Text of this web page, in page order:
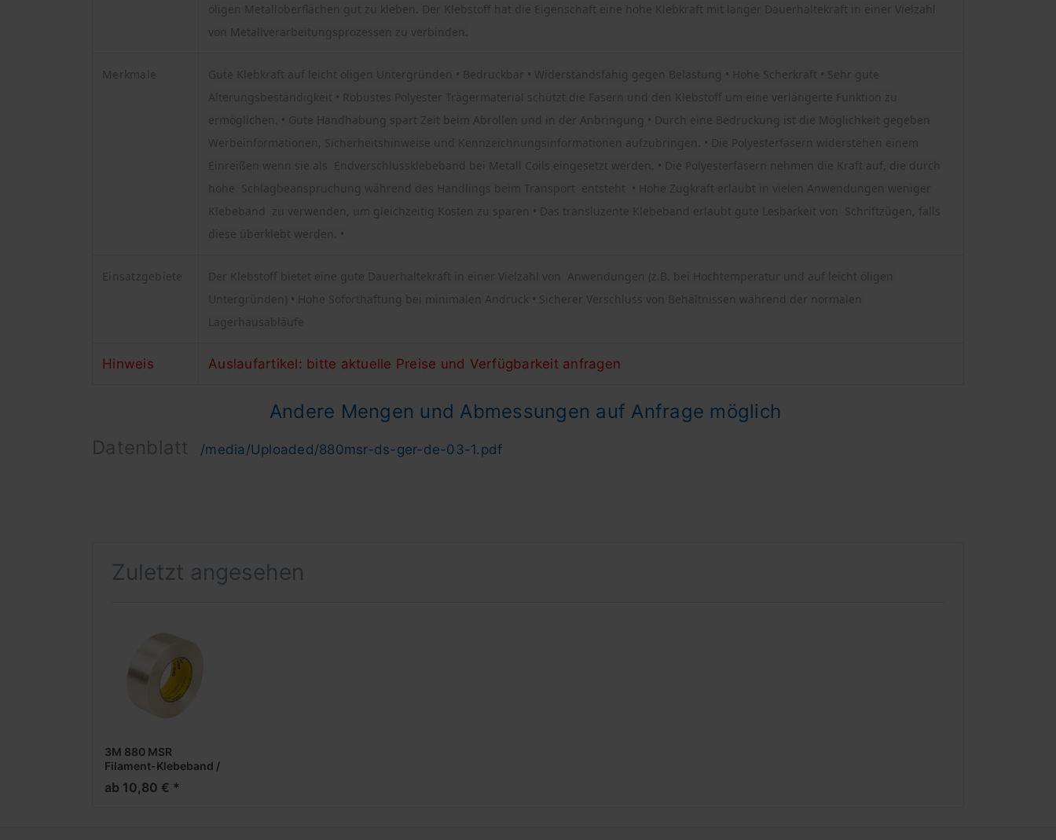
öligen Metalloberflächen gut zu kleben. Der Klebstoff hat die Eigenschaft eine hohe Klebkraft mit langer Dauerhaltekraft in einer Vielzahl
von Metallverarbeitungsprozessen zu verbinden.
Merkmale
Gute Klebkraft auf leicht öligen Untergründen • Bedruckbar • Widerstandsfähig gegen Belastung • Hohe Scherkraft • Sehr gute
Alterungsbeständigkeit • Robustes Polyester Trägermaterial schützt die Fasern und den Klebstoff um eine verlängerte Funktion zu
ermöglichen. • Gute Handhabung spart Zeit beim Abrollen und in der Anbringung • Durch eine Bedruckung ist die Möglichkeit gegeben
Werbeinformationen, Sicherheitshinweise und Kennzeichnungsinformationen aufzubringen. • Die Polyesterfasern widerstehen einem
Einreißen wenn sie als Endverschlussklebeband bei Metall Coils eingesetzt werden. • Die Polyesterfasern nehmen die Kraft auf, die durch
hohe Schlagbeanspruchung während des Handlings beim Transport entsteht • Hohe Zugkraft erlaubt in vielen Anwendungen weniger
Klebeband zu verwenden, um gleichzeitig Kosten zu sparen • Das transluzente Klebeband erlaubt gute Lesbarkeit von Schriftzügen, falls
diese überklebt werden. •
Einsatzgebiete
Der Klebstoff bietet eine gute Dauerhaltekraft in einer Vielzahl von Anwendungen (z.B. bei Hochtemperatur und auf leicht öligen
Untergründen) • Hohe Soforthaftung bei minimalen Andruck • Sicherer Verschluss von Behältnissen während der normalen
Lagerhausabläufe
Hinweis Auslaufartikel: bitte aktuelle Preise und Verfügbarkeit anfragen
Andere Mengen und Abmessungen auf Anfrage möglich
Datenblatt
/media/Uploaded/880msr-ds-ger-de-03-1.pdf
Zuletzt angesehen
3M 880 MSR
Filament-Klebeband /
transparent
ab 10,80 € *